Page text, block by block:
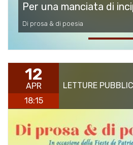
Per una manciata di
Di prosa & di poesia
12
APR
18:15
LETTURE